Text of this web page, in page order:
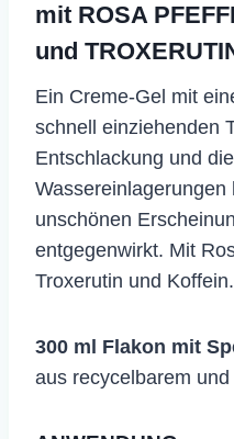
mit ROSA
und
Ein Creme-Gel mit
schnell einziehenden
Entschlackung und
Wassereinlagerungen
unschönen
entgegenwirkt. Mit
Troxerutin und Koffein.
300 ml Flakon mit
aus recycelbarem